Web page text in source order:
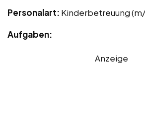
Personalart: Kinderbetreuung
Aufgaben:
Anzeige